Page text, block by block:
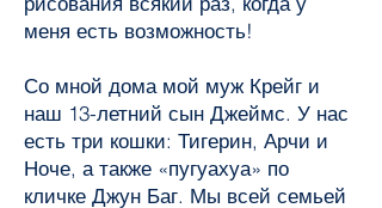
меня есть возможность!
Со мной дома мой муж Крейг и
наш 13-летний сын Джеймс. У нас
есть три кошки: Тигерин, Арчи и
Ноче, а также «пугуахуа» по
кличке Джун Баг. Мы всей семьей